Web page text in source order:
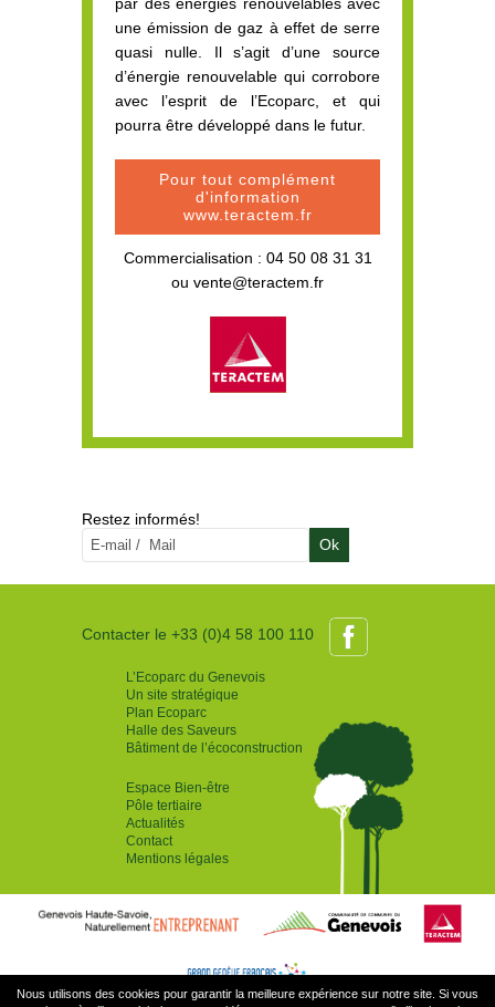
Nous utilisons des cookies pour garantir la meilleure expérience sur notre site. Si vous
une émission de gaz à effet de serre
quasi nulle. Il s’agit d’une source
d’énergie renouvelable qui corrobore
avec l’esprit de l’Ecoparc, et qui
pourra être développé dans le futur.
Pour tout complément
d'information
www.teractem.fr
Commercialisation : 04 50 08 31 31
ou vente@teractem.fr
Restez informés!
Ok
Contacter le +33 (0)4 58 100 110
L’Ecoparc du Genevois
Un site stratégique
Plan Ecoparc
Halle des Saveurs
Bâtiment de l’écoconstruction
Espace Bien-être
Pôle tertiaire
Actualités
Contact
Mentions légales